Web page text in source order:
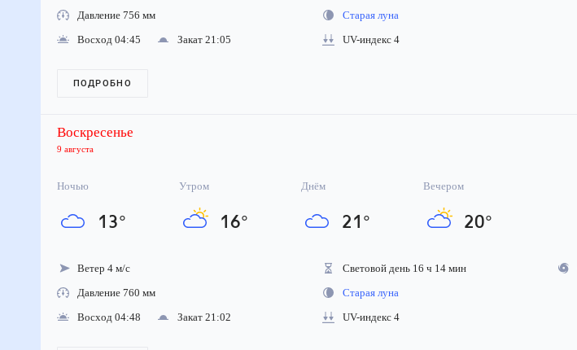
Давление 756 мм
Восход 04:45
Закат 21:05
Старая луна
UV-индекс 4
ПОДРОБНО
Воскресенье
9 августа
Ночью
13°
Утром
16°
Днём
21 °
Вечером
20°
Ветер 4 м/с
Давление 760 мм
Восход 04:48
Закат 21:02
Световой день 16 ч 14 мин
Старая луна
UV-индекс 4